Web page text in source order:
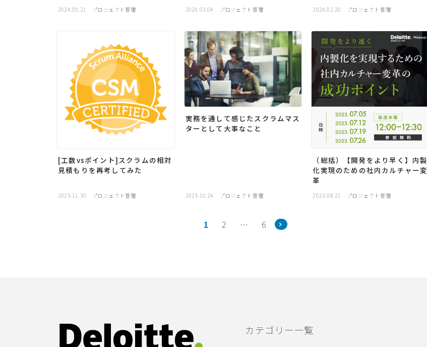
2024.05.21 プロジェクト管理 2024.03.04 プロジェクト管理 2024.02.20 プロジェクト管理
[工数vsポイント]スクラムの相対
見積もりを再考してみた
2023.11.30 プロジェクト管理
実務を通して感じたスクラムマス
ターとして大事なこと
2023.10.24 プロジェクト管理
（総括）【開発をより早く】内製
化実現のための社内カルチャー変
革
2023.08.21 プロジェクト管理
1 2 … 6
カテゴリー一覧